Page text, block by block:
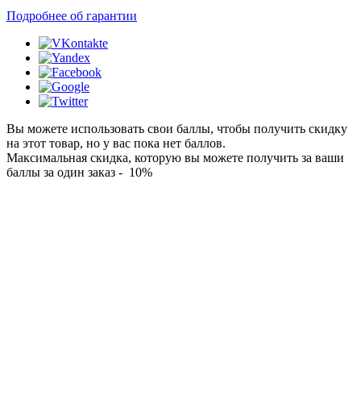
Подробнее об гарантии
Вы можете использовать свои баллы, чтобы получить скидку
на этот товар, но у вас пока нет баллов.
Максимальная скидка, которую вы можете получить за ваши
баллы за один заказ - 10%